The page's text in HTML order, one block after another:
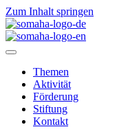
Zum Inhalt springen
Themen
Aktivität
Förderung
Stiftung
Kontakt